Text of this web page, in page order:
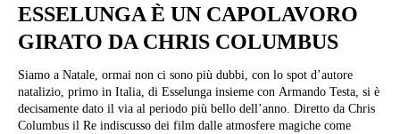
ESSELUNGA È UN CAPOLAVORO
GIRATO DA CHRIS COLUMBUS
Siamo a Natale, ormai non ci sono più dubbi, con lo spot d’autore
natalizio, primo in Italia, di Esselunga insieme con Armando Testa, si è
decisamente dato il via al periodo più bello dell’anno. Diretto da Chris
Columbus il Re indiscusso dei film dalle atmosfere magiche come